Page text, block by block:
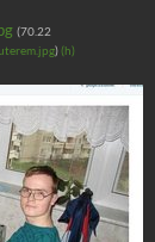
(70.22
)(h)